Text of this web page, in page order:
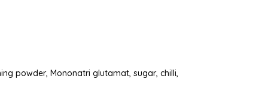
powder, Mononatri glutamat, sugar, chilli,